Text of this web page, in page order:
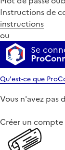
Instructions de
instructions
ou
Se
Qu'est-ce que
Vous n'avez pas
Créer un compte